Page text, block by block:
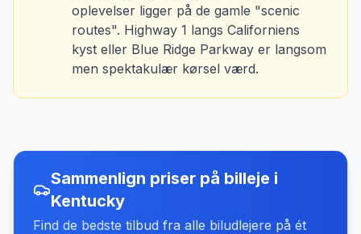
oplevelser ligger på de gamle "scenic
routes". Highway 1 langs Californiens
kyst eller Blue Ridge Parkway er langsom
men spektakulær kørsel værd.
Sammenlign priser på billeje i
Kentucky
Find de bedste tilbud fra alle biludlejere på ét